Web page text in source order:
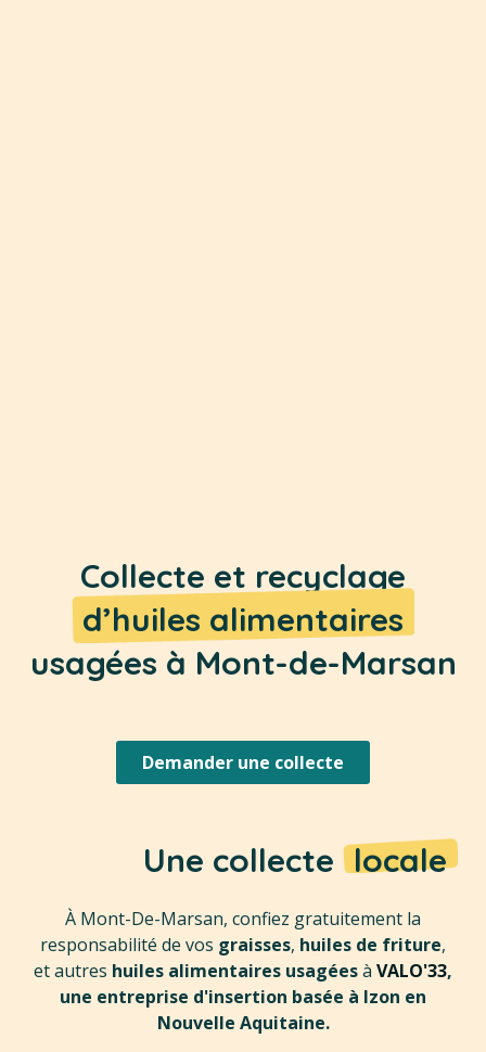
Collecte et recyclage
d’huiles alimentaires
usagées à Mont-de-Marsan
Demander une collecte
Une collecte locale
À Mont-De-Marsan, confiez gratuitement la
responsabilité de vos graisses, huiles de friture,
et autres huiles alimentaires usagéesà VALO'33,
une entreprise d'insertion basée à Izon en
Nouvelle Aquitaine.